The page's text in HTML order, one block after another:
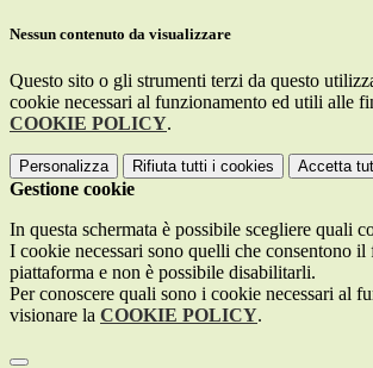
Nessun contenuto da visualizzare
Questo sito o gli strumenti terzi da questo
cookie necessari al funzionamento ed utili alle
COOKIE POLICY.
Personalizza Rifiuta tutti i cookies Accetta
Gestione cookie
In questa schermata è possibile scegliere quali
I cookie necessari sono quelli che consentono
piattaforma e non è possibile disabilitarli.
Per conoscere quali sono i cookie necessari al
visionare la COOKIE POLICY.